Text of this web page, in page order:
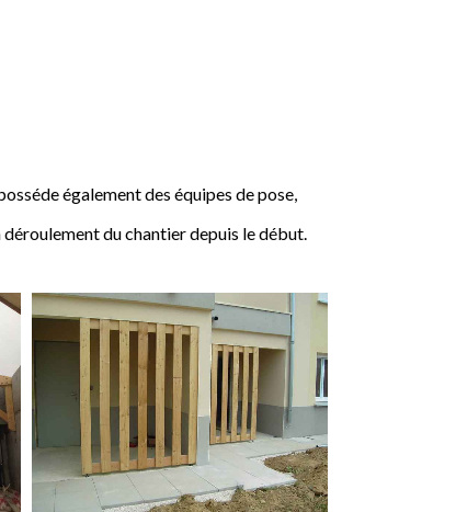
également des équipes de pose,
du chantier depuis le début.